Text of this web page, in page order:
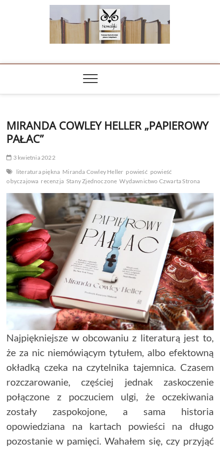
NOWALIJKI
MIRANDA COWLEY HELLER „PAPIEROWY
PAŁAC”
3 kwietnia 2022
literatura piękna Miranda Cowley Heller powieść powieść
obyczajowa recenzja Stany Zjednoczone Wydawnictwo Czwarta Strona
Najpiękniejsze w obcowaniu z literaturą jest to,
że za nic niemówiącym tytułem, albo efektowną
okładką czeka na czytelnika tajemnica. Czasem
rozczarowanie, częściej jednak zaskoczenie
połączone z poczuciem ulgi, że oczekiwania
zostały zaspokojone, a sama historia
opowiedziana na kartach powieści na długo
pozostanie w pamięci. Wahałem się, czy przyjąć